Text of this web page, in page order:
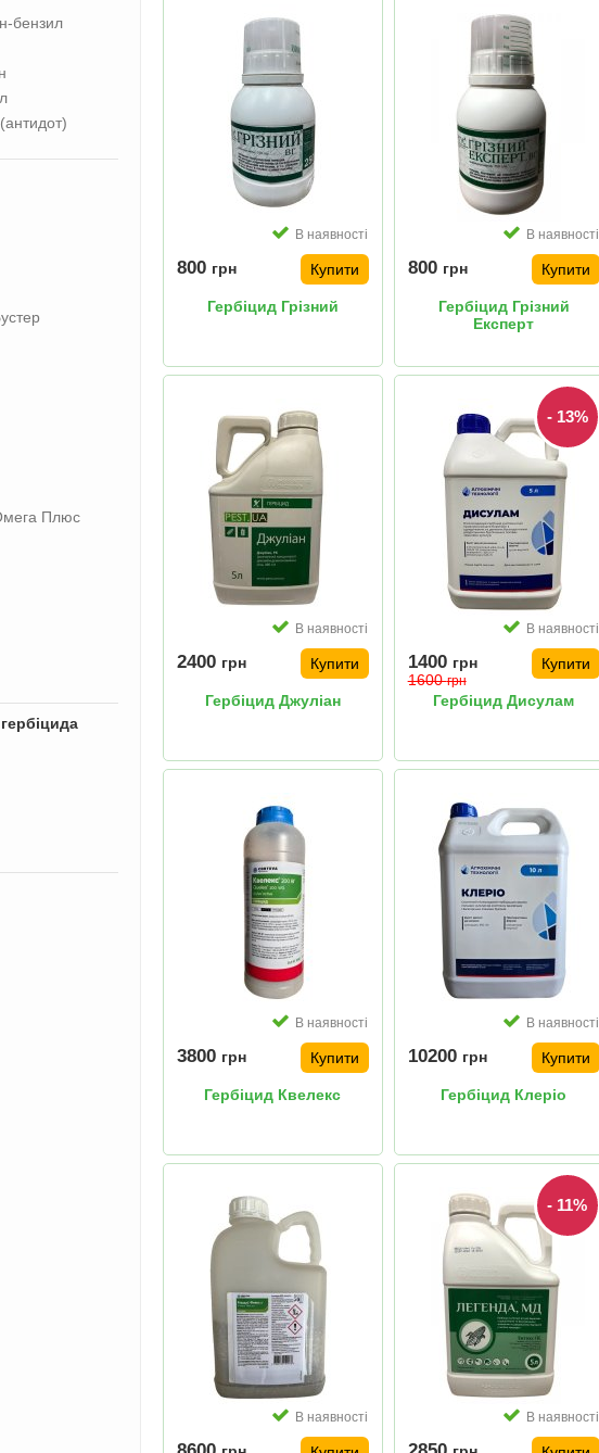
В наявності
800 грн Купити
Гербіцид Грізний
В наявності
800 грн Купити
Гербіцид Грізний
Експерт
В наявності
2400 грн Купити
Гербіцид Джуліан
- 13%
В наявності
1400 грн
1600грн
Купити
Гербіцид Дисулам
В наявності
3800 грн Купити
Гербіцид Квелекс
В наявності
10200 грн Купити
Гербіцид Клеріо
В наявності
- 11%
В наявності
бензил
Плюс